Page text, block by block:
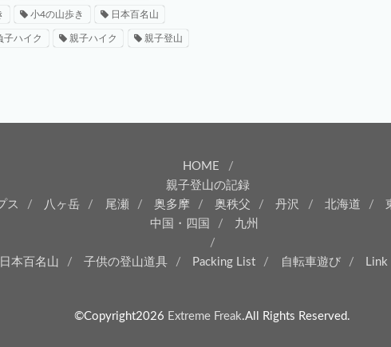
小4の山歩き 日本百名山
子ハイク 親子ハイク 親子登山
HOME
親子登山の記録
ス 八ヶ岳 尾瀬 奥多摩 奥秩父 丹沢 北海道
中国・四国
九州
本百名山 子供の登山道具 Packing List 自転車遊び Link
©Copyright2026 Extreme Freak.All Rights Reserved.